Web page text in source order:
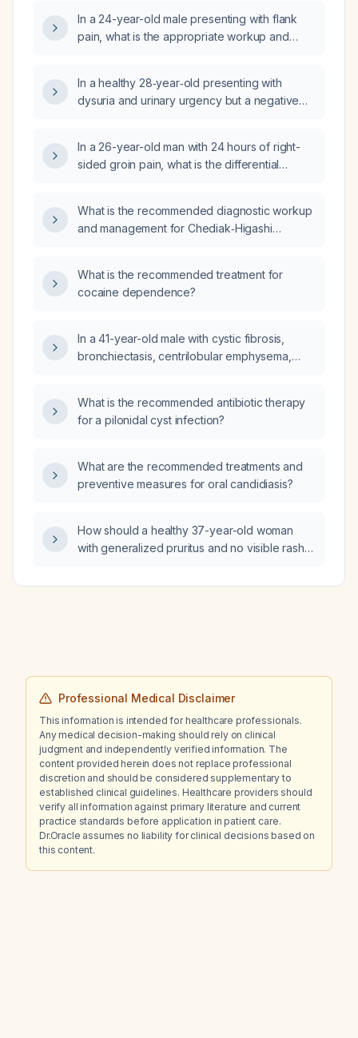
In a 24-year-old male presenting with flank
pain, what is the appropriate workup and
In a healthy 28‑year‑old presenting with
dysuria and urinary urgency but a negative
In a 26-year-old man with 24 hours of right-
sided groin pain, what is the differential
What is the recommended diagnostic workup
and management for Chediak‑Higashi
What is the recommended treatment for
cocaine dependence?
In a 41-year-old male with cystic fibrosis,
bronchiectasis, centrilobular emphysema,
mildly reduced lung volume, hyperkalemia,
elevated urinary sediment, and glucosuria?
What is the recommended antibiotic therapy
for a pilonidal cyst infection?
What are the recommended treatments and
preventive measures for oral candidiasis?
How should a healthy 37-year-old woman
with generalized pruritus and no visible rash
Professional Medical Disclaimer
This information is intended for healthcare professionals.
Any medical decision-making should rely on clinical
judgment and independently verified information. The
content provided herein does not replace professional
discretion and should be considered supplementary to
established clinical guidelines. Healthcare providers should
verify all information against primary literature and current
practice standards before application in patient care.
Dr.Oracle assumes no liability for clinical decisions based on
this content.